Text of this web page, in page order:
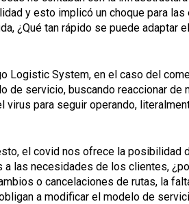
y esto implicó un choque para
¿Qué tan rápido se puede adaptar
Logistic System, en el caso del
de servicio, buscando reaccionar de
para seguir operando,
el covid nos ofrece la posibilidad
a las necesidades de los clientes,
o cancelaciones de rutas, la
a modificar el modelo de